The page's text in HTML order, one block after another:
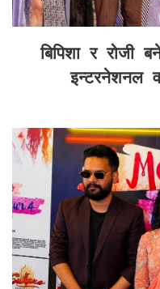
बिपिशा र रोजी
इन्टरनेशनल